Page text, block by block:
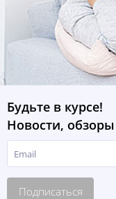
Будьте в курсе!
Новости,
Подписаться